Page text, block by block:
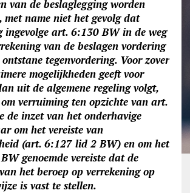
van de beslaglegging worden
met name niet het gevolg dat
ingevolge art. 6:130 BW in de weg
van de beslagen vordering
tegenvordering. Voor zover
mogelijkheden geeft voor
uit de algemene regeling volgt,
verruiming ten opzichte van art.
de inzet van het onderhavige
om het vereiste van
(art. 6:127 lid 2 BW) en om het
genoemde vereiste dat de
het beroep op verrekening op
is vast te stellen.